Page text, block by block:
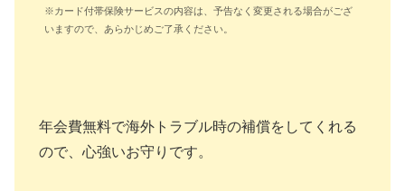
※カード付帯保険サービスの内容は、予告なく変更される場合がござ
いますので、あらかじめご了承ください。
年会費無料で海外トラブル時の補償をしてくれる
ので、心強いお守りです。